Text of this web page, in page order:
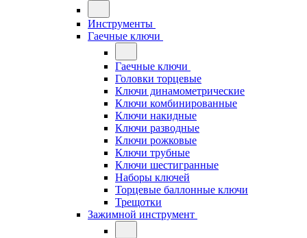
Инструменты
Гаечные ключи
Гаечные ключи
Головки торцевые
Ключи динамометрические
Ключи комбинированные
Ключи накидные
Ключи разводные
Ключи рожковые
Ключи трубные
Ключи шестигранные
Наборы ключей
Торцевые баллонные ключи
Трещотки
Зажимной инструмент